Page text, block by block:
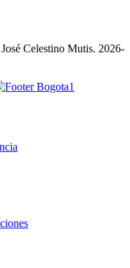
Celestino Mutis. 2026-